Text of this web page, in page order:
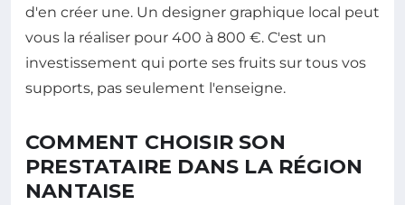
d'en créer une. Un designer graphique local peut
vous la réaliser pour 400 à 800 €. C'est un
investissement qui porte ses fruits sur tous vos
supports, pas seulement l'enseigne.
COMMENT CHOISIR SON
PRESTATAIRE DANS LA RÉGION
NANTAISE